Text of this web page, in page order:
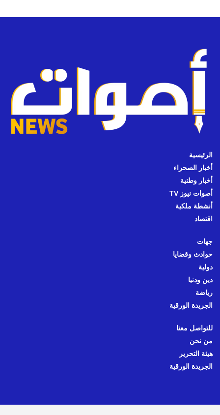
الرئيسية
أخبار الصحراء
أخبار وطنية
أصوات نيوز TV
أنشطة ملكية
اقتصاد
جهات
حوادث وقضايا
دولية
دين ودنيا
رياضة
الجريدة الورقية
للتواصل معنا
من نحن
هيئة التحرير
الجريدة الورقية